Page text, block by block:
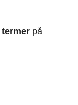
termerpå